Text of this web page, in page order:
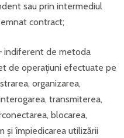
sau prin intermediul
contract;
indiferent de metoda
de operațiuni efectuate pe
organizarea,
transmiterea,
blocarea,
și împiedicarea utilizării